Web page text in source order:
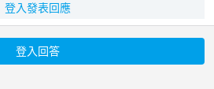
登入發表回應
登入回答